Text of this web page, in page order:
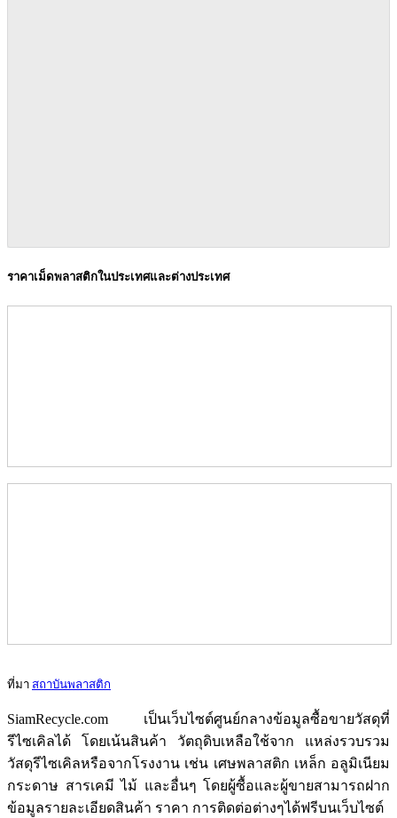
ราคาเม็ดพลาสติกในประเทศและต่างประเทศ
ที่มา สถาบันพลาสติก
SiamRecycle.com เป็นเว็บไซต์ศูนย์กลางข้อมูลซื้อขายวัสดุที่
รีไซเคิลได้ โดยเน้นสินค้า วัตถุดิบเหลือใช้จาก แหล่งรวบรวม
วัสดุรีไซเคิลหรือจากโรงงาน เช่น เศษพลาสติก เหล็ก อลูมิเนียม
กระดาษ สารเคมี ไม้ และอื่นๆ โดยผู้ซื้อและผู้ขายสามารถฝาก
ข้อมูลรายละเอียดสินค้า ราคา การติดต่อต่างๆได้ฟรีบนเว็บไซต์